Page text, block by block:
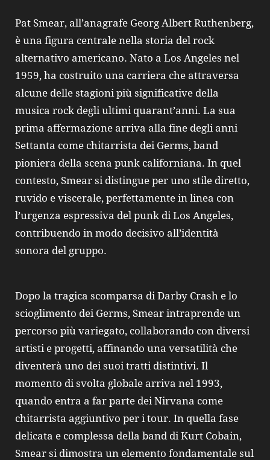
Pat Smear, all’anagrafe Georg Albert Ruthenberg,
è una figura centrale nella storia del rock
alternativo americano. Nato a Los Angeles nel
1959, ha costruito una carriera che attraversa
alcune delle stagioni più significative della
musica rock degli ultimi quarant’anni. La sua
prima affermazione arriva alla fine degli anni
Settanta come chitarrista dei Germs, band
pioniera della scena punk californiana. In quel
contesto, Smear si distingue per uno stile diretto,
ruvido e viscerale, perfettamente in linea con
l’urgenza espressiva del punk di Los Angeles,
contribuendo in modo decisivo all’identità
sonora del gruppo.
Dopo la tragica scomparsa di Darby Crash e lo
scioglimento dei Germs, Smear intraprende un
percorso più variegato, collaborando con diversi
artisti e progetti, affinando una versatilità che
diventerà uno dei suoi tratti distintivi. Il
momento di svolta globale arriva nel 1993,
quando entra a far parte dei Nirvana come
chitarrista aggiuntivo per i tour. In quella fase
delicata e complessa della band di Kurt Cobain,
Smear si dimostra un elemento fondamentale sul